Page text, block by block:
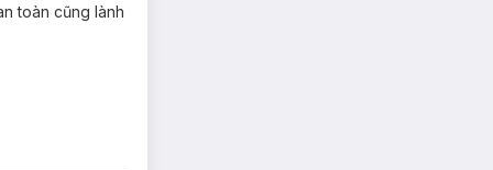
toàn cũng lành